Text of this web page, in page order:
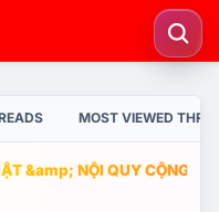
MOST VIEWED
&amp; NỘI QUY CỘNG